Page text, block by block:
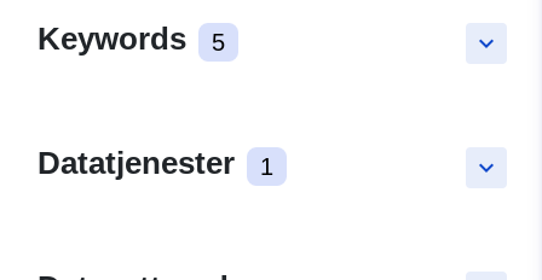
keyboard_arrow_down
Keywords 5
keyboard_arrow_down
Datatjenester 1